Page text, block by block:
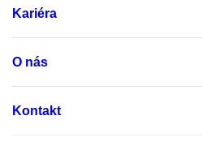
Kariéra
O nás
Kontakt